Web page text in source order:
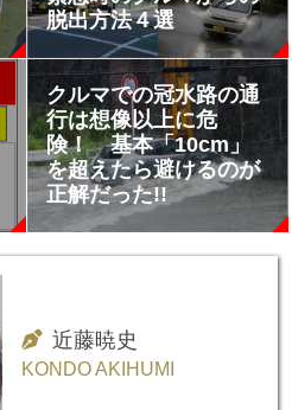
脱出方法４選
クルマでの冠水路の通
行は想像以上に危
険！ 基本「10cm」
を超えたら避けるのが
正解だった!!
近藤暁史
KONDO AKIHUMI